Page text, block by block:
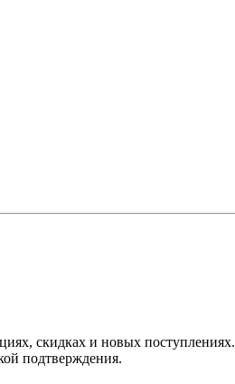
скидках и новых поступлениях.
подтверждения.